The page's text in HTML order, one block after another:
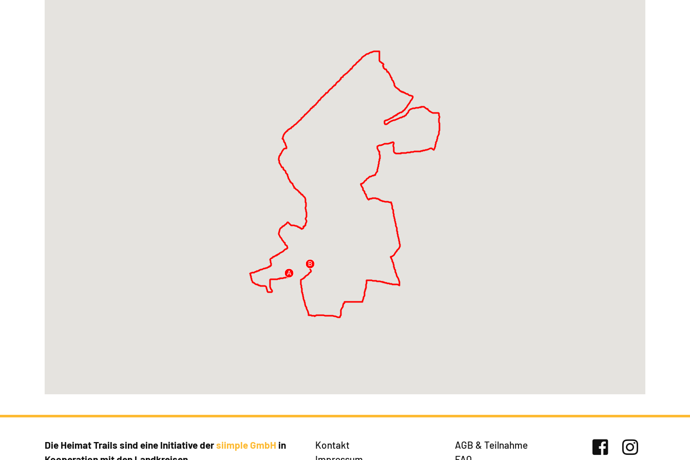
A
B
Die Heimat Trails sind eine Initiative dersiimple GmbH in
Kontakt
AGB & Teilnahme